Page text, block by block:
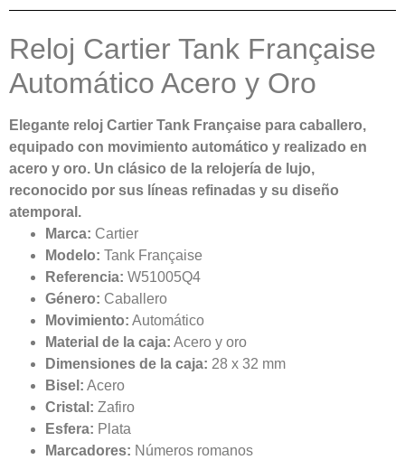
Reloj Cartier Tank Française
Automático Acero y Oro
Elegante reloj Cartier Tank Française para caballero,
equipado con movimiento automático y realizado en
acero y oro. Un clásico de la relojería de lujo,
reconocido por sus líneas refinadas y su diseño
atemporal.
Marca: Cartier
Modelo: Tank Française
Referencia: W51005Q4
Género: Caballero
Movimiento: Automático
Material de la caja: Acero y oro
Dimensiones de la caja: 28 x 32 mm
Bisel: Acero
Cristal: Zafiro
Esfera: Plata
Marcadores: Números romanos